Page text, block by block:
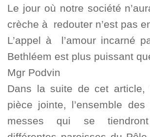
Le jour où notre société
crèche à redouter n’est pas
L’appel à l’amour incarné
Bethléem est plus puissant
Mgr Podvin
Dans la suite de cet article,
pièce jointe, l’ensemble
messes qui se